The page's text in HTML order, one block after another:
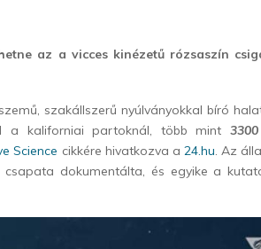
az a vicces kinézetű rózsaszín
szakállszerű nyúlványokkal bíró
a kaliforniai partoknál, több mint
Science cikkére hivatkozva a 24.hu. Az
csapata dokumentálta, és egyike a